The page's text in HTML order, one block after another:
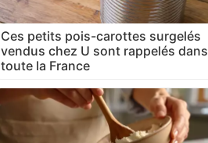
Ces petits pois-carottes surgelés
vendus chez U sont rappelés dans
toute la France